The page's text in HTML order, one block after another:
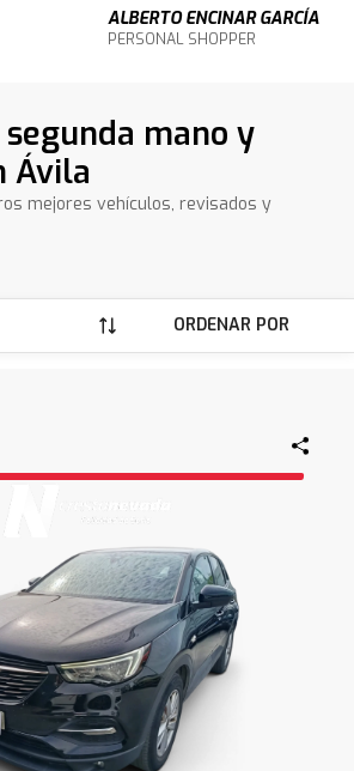
ALBERTO ENCINAR GARCÍA
PERSONAL SHOPPER
segunda mano y
Ávila
mejores vehículos, revisados y
ORDENAR POR